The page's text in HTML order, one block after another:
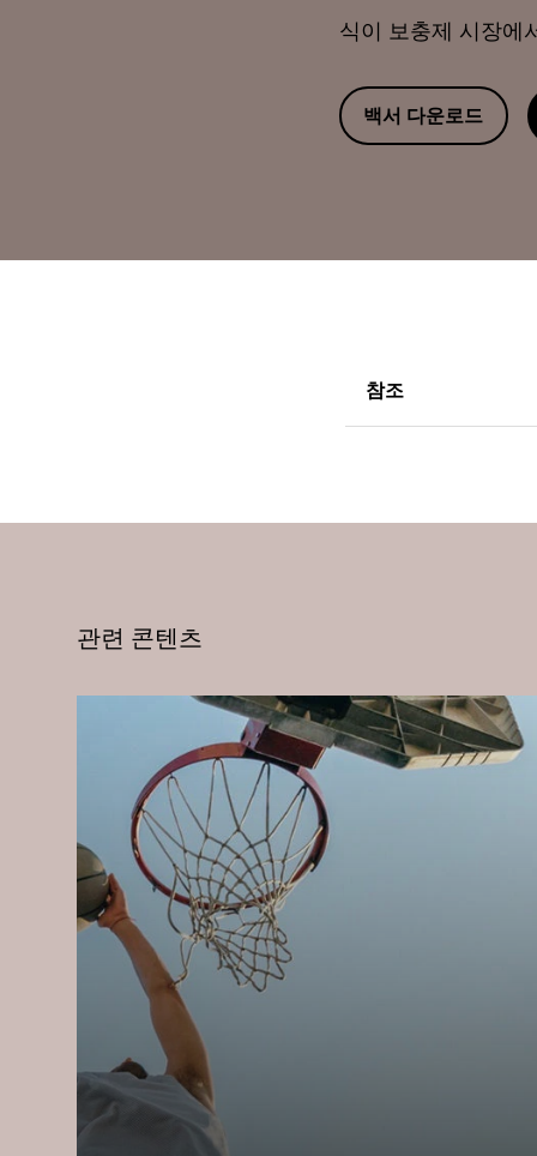
식이 보충제 시장에
백서 다운로드
참조
ESPEN, 43권, pg.
Calder et al. 백신
관련 콘텐츠